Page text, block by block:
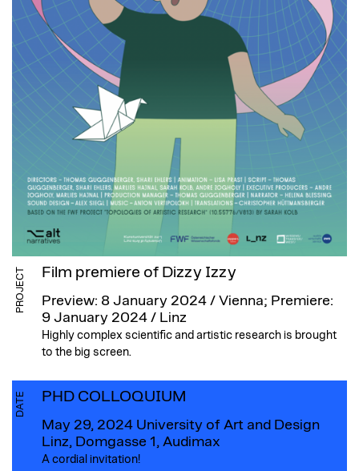
PROJECT Film premiere of Dizzy Izzy
Preview: 8 January 2024 / Vienna; Premiere:
9 January 2024 / Linz
Highly complex scientific and artistic research is brought
to the big screen.
DATE PHD COLLOQUIUM
May 29, 2024 University of Art and Design
Linz, Domgasse 1, Audimax
A cordial invitation!